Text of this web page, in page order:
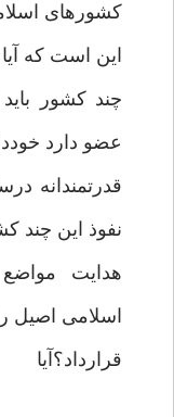
کشورهای
این است که
عضو دارد
قدرتمندانه
نفوذ این چند
هدایت
اسلامی اصیل
قرارداد؟آیا